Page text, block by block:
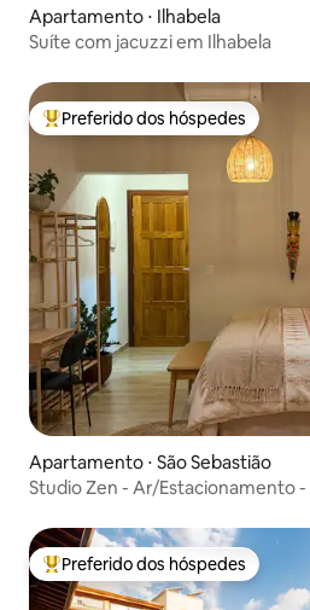
Apartamento ⋅ Ilhabela
Suíte com jacuzzi em Ilhabela
Entre os melhores preferidos dos
Preferido dos hóspedes
Apartamento ⋅ São Sebastião
Studio Zen - Ar/Estacionamento
Entre os melhores preferidos dos
Preferido dos hóspedes